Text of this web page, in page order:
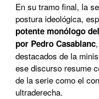
En su tramo final, la
postura ideológica,
potente monólogo
por Pedro Casablanc
destacados de la
ese discurso resume
de la serie como el
ultraderecha.